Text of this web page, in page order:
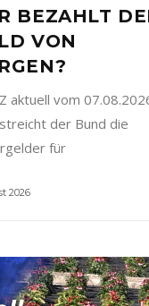
BEZAHLT
VON
aktuell vom
der Bund die
für
2026